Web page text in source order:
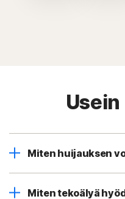
Miten huijauksen
Miten tekoälyä